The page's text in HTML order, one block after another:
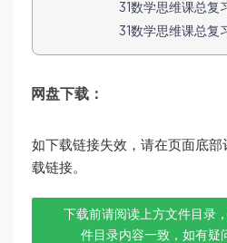
31数学思维课总复
31数学思维课总复
网盘下载：
如下载链接失效，请在页面底
载链接。
下载前请阅读上方文件目录
件目录内容一致，如有疑